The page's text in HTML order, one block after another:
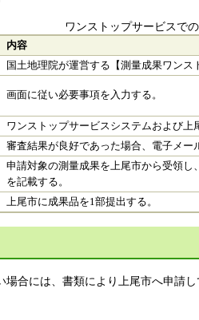
ワンストップサービスで
内容
国土地理院が運営する【測量成果ワンス
画面に従い必要事項を入力する。
ワンストップサービスシステムおよび上
審査結果が良好であった場合、電子メー
申請対象の測量成果を上尾市から受領
を記載する。
上尾市に成果品を1部提出する。
合には、書類により上尾市へ申請し